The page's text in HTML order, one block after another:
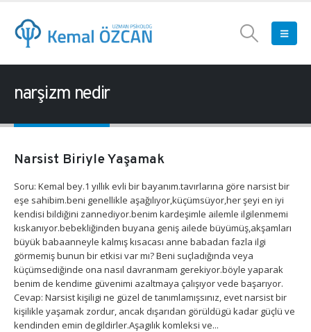
narşizm nedir
Narsist Biriyle Yaşamak
Soru: Kemal bey.1 yıllık evli bir bayanım.tavırlarına göre narsist bir
eşe sahibim.beni genellikle aşağılıyor,küçümsüyor,her şeyi en iyi
kendisi bildiğini zannediyor.benim kardeşimle ailemle ilgilenmemi
kıskanıyor.bebekliğinden buyana geniş ailede büyümüş,akşamları
büyük babaanneyle kalmış kısacası anne babadan fazla ilgi
görmemiş bunun bir etkisi var mı? Beni suçladığında veya
küçümsediğinde ona nasıl davranmam gerekiyor.böyle yaparak
benim de kendime güvenimi azaltmaya çalışıyor vede başarıyor.
Cevap: Narsist kişiligi ne güzel de tanımlamışsınız, evet narsist bir
kişilikle yaşamak zordur, ancak dışarıdan görüldügü kadar güçlü ve
kendinden emin degildirler.Aşagılık komleksi ve...